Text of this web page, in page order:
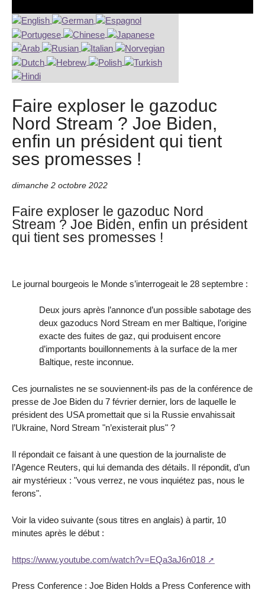
Faire exploser le gazoduc
Nord Stream ? Joe Biden,
enfin un président qui tient
ses promesses !
dimanche 2 octobre 2022
Faire exploser le gazoduc Nord
Stream ? Joe Biden, enfin un président
qui tient ses promesses !
Le journal bourgeois le Monde s’interrogeait le 28 septembre :
Deux jours après l’annonce d’un possible sabotage des
deux gazoducs Nord Stream en mer Baltique, l’origine
exacte des fuites de gaz, qui produisent encore
d’importants bouillonnements à la surface de la mer
Baltique, reste inconnue.
Ces journalistes ne se souviennent-ils pas de la conférence de
presse de Joe Biden du 7 février dernier, lors de laquelle le
président des USA promettait que si la Russie envahissait
l’Ukraine, Nord Stream "n’existerait plus" ?
Il répondait ce faisant à une question de la journaliste de
l’Agence Reuters, qui lui demanda des détails. Il répondit, d’un
air mystérieux : "vous verrez, ne vous inquiétez pas, nous le
ferons".
Voir la video suivante (sous titres en anglais) à partir, 10
minutes après le début :
https://www.youtube.com/watch?v=EQa3aJ6n018
Press Conference : Joe Biden Holds a Press Conference with